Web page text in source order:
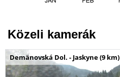
Közeli kamerák
Demänovská Dol. - Jaskyne (9 km)